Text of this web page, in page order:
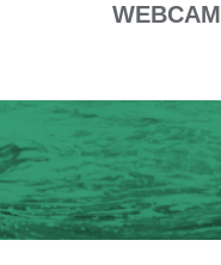
WEBCAM